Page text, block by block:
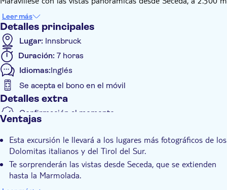
de altura, con vistas que se extienden hasta la Marmolada. El
encantador pueblo de Santa Magdalena ofrece una perspectiva
inigualable del grupo montañoso Puez-Odle, enclavado en el
Parque Natural.
Sumérjase en la cultura local paseando por el tradicional
pueblo de St. Urlich, famoso por su artesanía en madera.
Descubra la historia y las tradiciones de la región que han
moldeado esta fascinante zona a lo largo de los siglos.
Complete su viaje con un abundante almuerzo en un
restaurante cervecero situado en una ciudad histórica, sede de
una importante abadía. Esta experiencia privada promete no
auténtica cultura e historia locales.
Leer más
Detalles principales
Lugar: Innsbruck
Duración: 7 horas
Idiomas:Inglés
Se acepta el bono en el móvil
Detalles extra
Confirmación al momento
Bono electrónico
Grupo privado
Transporte incluido
Ventajas
Esta excursión le llevará a los lugares más fotográficos de los
Dolomitas italianos y del Tirol del Sur.
Te sorprenderán las vistas desde Seceda, que se extienden
hasta la Marmolada.